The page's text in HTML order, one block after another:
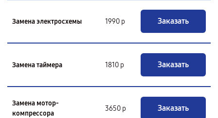
Замена электросхемы 1990 р Заказать
Замена таймера 1810 р Заказать
Замена мотор-
компрессора
3650 р Заказать